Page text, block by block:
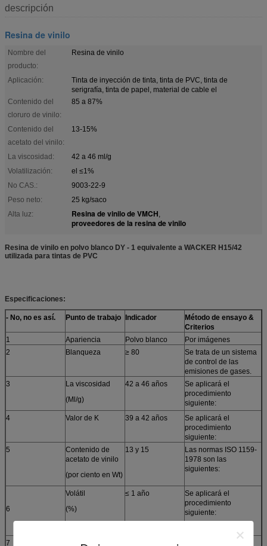
descripción
Resina de vinilo
Nombre del
producto:
Resina de vinilo
Aplicación:
Tinta de inyección de tinta, tinta de PVC, tinta de
serigrafía, tinta de papel, material de cable el
Contenido del
cloruro de vinilo:
85 a 87%
Contenido del
acetato del vinilo:
13-15%
La viscosidad:
42 a 46 ml/g
Volatilización:
el ≤1%
No CAS.:
9003-22-9
Peso neto:
25 kg/saco
Alta luz:
Resina de vinilo de VMCH,
proveedores de la resina de vinilo
Resina de vinilo en polvo blanco DY - 1 equivalente a WACKER H15/42
utilizada para tintas de PVC
Especificaciones:
- No, no es así. Punto de trabajo Indicador Método de ensayo &
Criterios
1
Apariencia Polvo blanco
Por imágenes
2
Blanqueza ≥ 80
Se trata de un sistema
de control de las
emisiones de gases.
3
La viscosidad
(Ml/g)
42 a 46 años
Se aplicará el
procedimiento
siguiente:
4
Valor de K 39 a 42 años
Se aplicará el
procedimiento
siguiente:
5
Contenido de
acetato de vinilo
(por ciento en Wt)
13 y 15
Las normas ISO 1159-
1978 son las
siguientes:
6
Volátil
(%)
≤ 1 año
Se aplicará el
procedimiento
siguiente:
7
Tamaño del grano